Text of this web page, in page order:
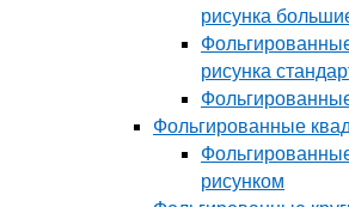
рисунка
рисунка
Фольгированные
рисунком